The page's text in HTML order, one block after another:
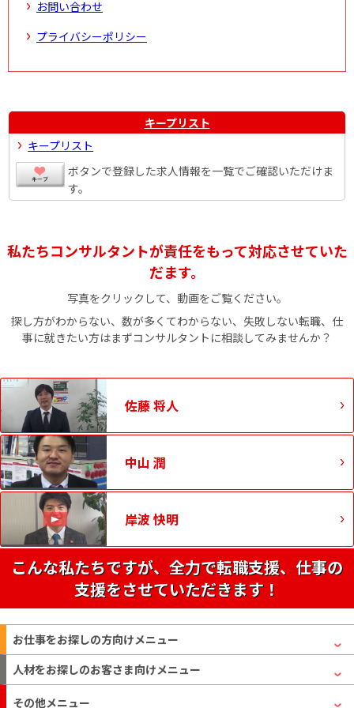
お問い合わせ
プライバシーポリシー
キープリスト
キープリスト
ボタンで登録した求人情報を一覧でご確認いただけま
す。
私たちコンサルタントが責任をもって対応させていた
だます。
写真をクリックして、動画をご覧ください。
探し方がわからない、数が多くてわからない、失敗しない転職、仕
事に就きたい方はまずコンサルタントに相談してみませんか？
佐藤 将人
中山 潤
岸波 快明
こんな私たちですが、全力で転職支援、仕事の
支援をさせていただきます！
お仕事をお探しの方向けメニュー
人材をお探しのお客さま向けメニュー
その他メニュー